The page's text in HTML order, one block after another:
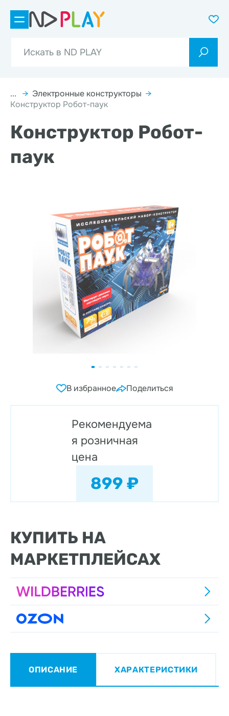
... → Электронные конструкторы →
Конструктор Робот-паук
Конструктор Робот-
паук
В избранное Поделиться
Рекомендуема
я розничная
цена
899 ₽
КУПИТЬ НА
МАРКЕТПЛЕЙСАХ
ОПИСАНИЕ ХАРАКТЕРИСТИКИ